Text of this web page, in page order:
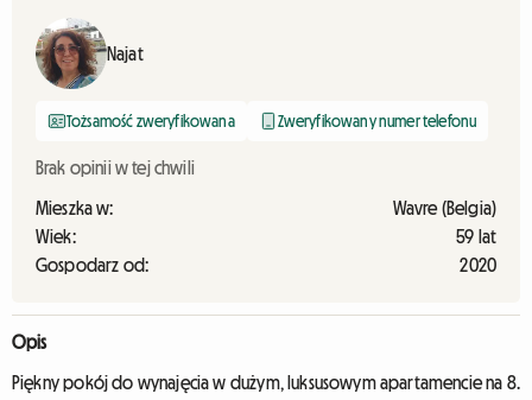
Najat
Tożsamość zweryfikowana Zweryfikowany numer telefonu
Brak opinii w tej chwili
Mieszka w:
Wavre (Belgia)
Wiek:
59 lat
Gospodarz od:
2020
Opis
Piękny pokój do wynajęcia w dużym, luksusowym apartamencie na 8.